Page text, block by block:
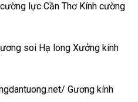
lực Cần ThơKính cường
soi Hạ long Xưởng kính
Gương kính